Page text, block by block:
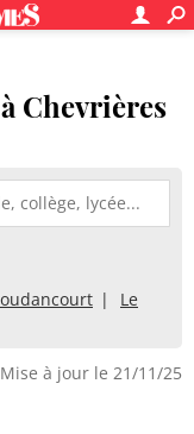
Chevrières
Le
Mise à jour le 21/11/25